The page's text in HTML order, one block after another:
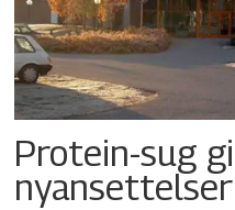
Protein-sug